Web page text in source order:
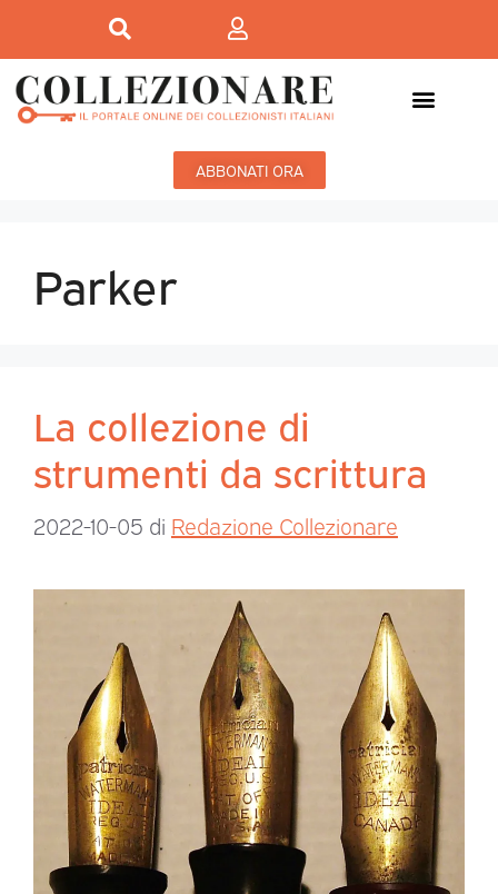
ABBONATI ORA
Parker
La collezione di
strumenti da scrittura
2022-10-05 di Redazione Collezionare